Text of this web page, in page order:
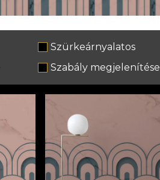
Szürkeárnyalatos
Szabály megjelenítése